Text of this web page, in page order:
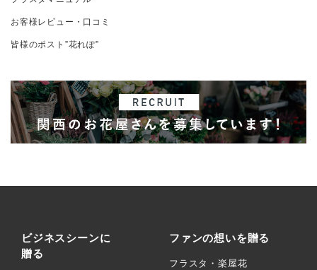
お客様レビュー・口コミ
皆様のポスト”花れぽ”
ビジネスシーンに
贈る
ファンの想いを贈る
フラスタ・楽屋花